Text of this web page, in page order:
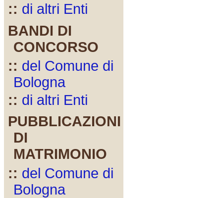
:: di altri Enti
BANDI DI
CONCORSO
:: del Comune di
Bologna
:: di altri Enti
PUBBLICAZIONI
DI
MATRIMONIO
:: del Comune di
Bologna